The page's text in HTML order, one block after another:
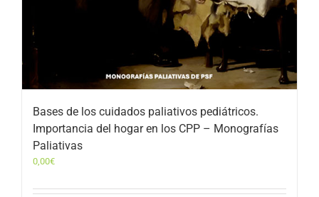
Bases de los cuidados paliativos pediátricos.
Importancia del hogar en los CPP – Monografías
Paliativas
0,00€